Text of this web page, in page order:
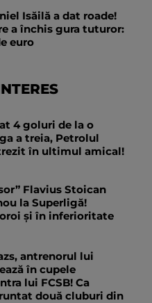
Isăilă a dat roade!
a închis gura tuturor:
euro
4 goluri de la o
a treia, Petrolul
în ultimul amical!
Flavius Stoican
la Superligă!
și în inferioritate
antrenorul lui
în cupele
lui FCSB! Ca
două cluburi din